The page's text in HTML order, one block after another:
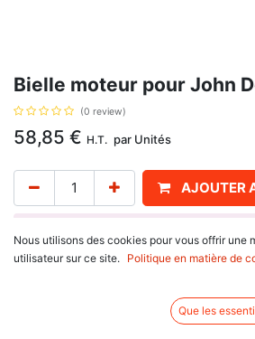
Bielle moteur pour John
(0 review)
58,85 € H.T. par Unités
AJOUTER
Pour John Deere : 1020, 1030, 1035, 1040, V,
1845F, 1850, F, V, 2030, 2035, 2040, F, S,
2240, 2250 F, 2255, 2350, 2355, 2440, 2450,
2840, 2940, 2950, 2955, 3030, 3040, 3050,
Nous utilisons des cookies pour vous offrir une
utilisateur sur ce site.
Politique en matière de
Que les